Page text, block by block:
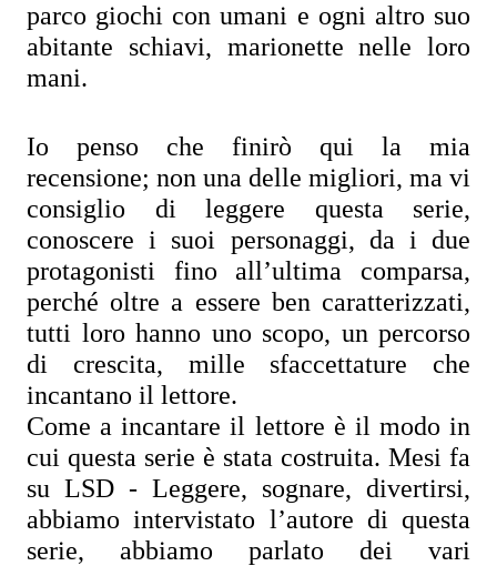
parco giochi con umani e ogni altro suo
abitante schiavi, marionette nelle loro
mani.
Io penso che finirò qui la mia
recensione; non una delle migliori, ma vi
consiglio di leggere questa serie,
conoscere i suoi personaggi, da i due
protagonisti fino all’ultima comparsa,
perché oltre a essere ben caratterizzati,
tutti loro hanno uno scopo, un percorso
di crescita, mille sfaccettature che
incantano il lettore.
Come a incantare il lettore è il modo in
cui questa serie è stata costruita. Mesi fa
su LSD - Leggere, sognare, divertirsi,
abbiamo intervistato l’autore di questa
serie, abbiamo parlato dei vari